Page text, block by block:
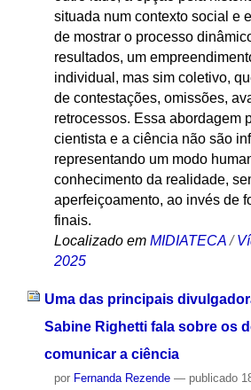
situada num contexto social e
de mostrar o processo
resultados, um
individual, mas sim coletivo,
de contestações, omissões,
retrocessos. Essa abordagem
cientista e a ciência não são
representando um modo
conhecimento da realidade,
aperfeiçoamento, ao invés de
finais.
Localizado em MIDIATECA /
2025
Uma das principais
Sabine Righetti fala sobre os
comunicar a ciência
por Fernanda Rezende — publicado